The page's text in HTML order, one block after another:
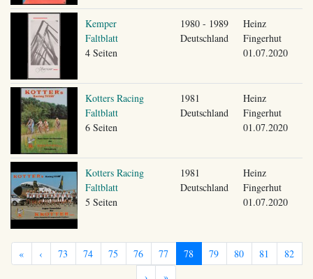
Kemper
Faltblatt
4 Seiten
1980 - 1989
Deutschland
Heinz
Fingerhut
01.07.2020
Kotters Racing
Faltblatt
6 Seiten
1981
Deutschland
Heinz
Fingerhut
01.07.2020
Kotters Racing
Faltblatt
5 Seiten
1981
Deutschland
Heinz
Fingerhut
01.07.2020
« ‹ 73 74 75 76 77 78 79 80 81
82
›
»